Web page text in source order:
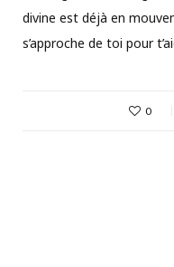
divine est déjà en
s’approche de toi pour
0